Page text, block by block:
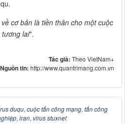
cơ bản là tiền thân cho một cuộc
tương lai".
Tác giả: Theo VietNam+
Nguồn tin: http://www.quantrimang.com.vn
duqu, cuộc tấn công mạng, tấn công
, iran, virus stuxnet